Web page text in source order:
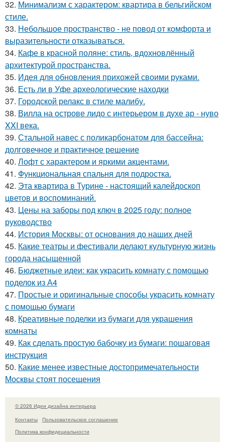
32. Минимализм с характером: квартира в бельгийском
стиле.
33. Небольшое пространство - не повод от комфорта и
выразительности отказываться.
34. Кафе в красной поляне: стиль, вдохновлённый
архитектурой пространства.
35. Идея для обновления прихожей своими руками.
36. Есть ли в Уфе археологические находки
37. Городской релакс в стиле малибу.
38. Вилла на острове лидо с интерьером в духе ар - нуво
XXI века.
39. Стальной навес с поликарбонатом для бассейна:
долговечное и практичное решение
40. Лофт с характером и яркими акцентами.
41. Функциональная спальня для подростка.
42. Эта квартира в Турине - настоящий калейдоскоп
цветов и воспоминаний.
43. Цены на заборы под ключ в 2025 году: полное
руководство
44. История Москвы: от основания до наших дней
45. Какие театры и фестивали делают культурную жизнь
города насыщенной
46. Бюджетные идеи: как украсить комнату с помощью
поделок из А4
47. Простые и оригинальные способы украсить комнату
с помощью бумаги
48. Креативные поделки из бумаги для украшения
комнаты
49. Как сделать простую бабочку из бумаги: пошаговая
инструкция
50. Какие менее известные достопримечательности
Москвы стоят посещения
© 2026 Идеи дизайна интерьера
Контакты
Пользовательское соглашение
Политика конфидециальности